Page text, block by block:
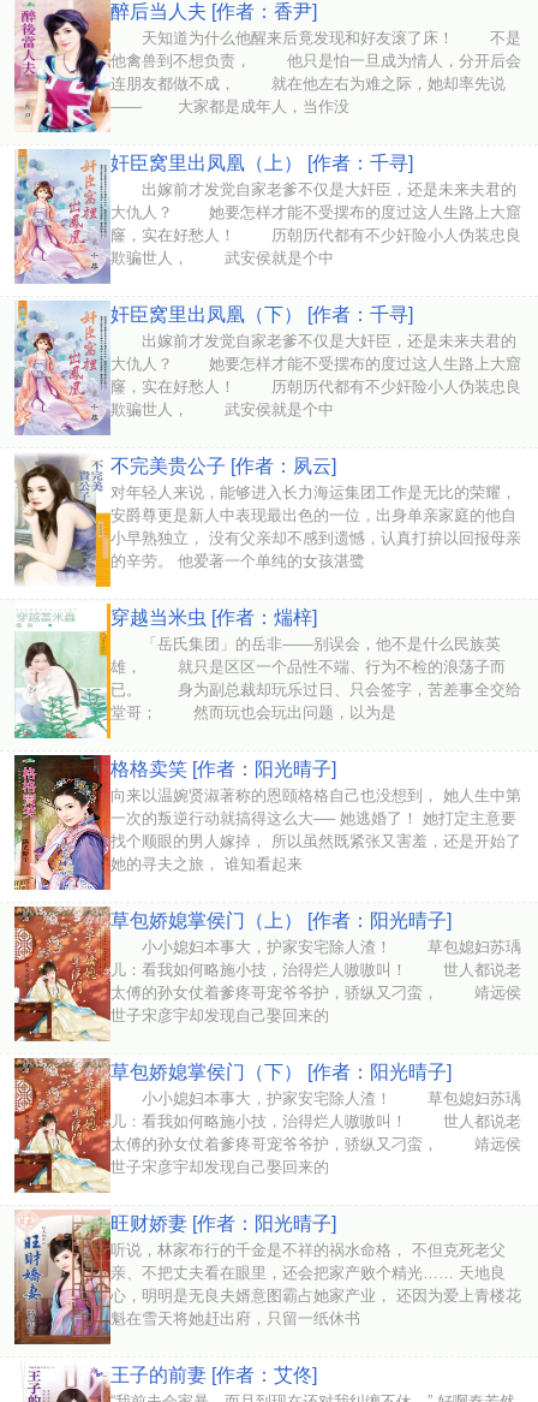
醉后当人夫 [作者：香尹]
天知道为什么他醒来后竟发现和好友滚了床！ 不是
他禽兽到不想负责， 他只是怕一旦成为情人，分开后会
连朋友都做不成， 就在他左右为难之际，她却率先说
—— 大家都是成年人，当作没
奸臣窝里出凤凰（上） [作者：千寻]
出嫁前才发觉自家老爹不仅是大奸臣，还是未来夫君的
大仇人？ 她要怎样才能不受摆布的度过这人生路上大窟
窿，实在好愁人！ 历朝历代都有不少奸险小人伪装忠良
欺骗世人， 武安侯就是个中
奸臣窝里出凤凰（下） [作者：千寻]
出嫁前才发觉自家老爹不仅是大奸臣，还是未来夫君的
大仇人？ 她要怎样才能不受摆布的度过这人生路上大窟
窿，实在好愁人！ 历朝历代都有不少奸险小人伪装忠良
欺骗世人， 武安侯就是个中
不完美贵公子 [作者：夙云]
对年轻人来说，能够进入长力海运集团工作是无比的荣耀，
安爵尊更是新人中表现最出色的一位，出身单亲家庭的他自
小早熟独立， 没有父亲却不感到遗憾，认真打拚以回报母亲
的辛劳。 他爱著一个单纯的女孩湛鹭
穿越当米虫 [作者：煓梓]
「岳氏集团」的岳非——别误会，他不是什么民族英
雄， 就只是区区一个品性不端、行为不检的浪荡子而
已。 身为副总裁却玩乐过日、只会签字，苦差事全交给
堂哥； 然而玩也会玩出问题，以为是
格格卖笑 [作者：阳光晴子]
向来以温婉贤淑著称的恩颐格格自己也没想到， 她人生中第
一次的叛逆行动就搞得这么大── 她逃婚了！ 她打定主意要
找个顺眼的男人嫁掉， 所以虽然既紧张又害羞，还是开始了
她的寻夫之旅， 谁知看起来
草包娇媳掌侯门（上） [作者：阳光晴子]
小小媳妇本事大，护家安宅除人渣！ 草包媳妇苏瑀
儿：看我如何略施小技，治得烂人嗷嗷叫！ 世人都说老
太傅的孙女仗着爹疼哥宠爷爷护，骄纵又刁蛮， 靖远侯
世子宋彦宇却发现自己娶回来的
草包娇媳掌侯门（下） [作者：阳光晴子]
小小媳妇本事大，护家安宅除人渣！ 草包媳妇苏瑀
儿：看我如何略施小技，治得烂人嗷嗷叫！ 世人都说老
太傅的孙女仗着爹疼哥宠爷爷护，骄纵又刁蛮， 靖远侯
世子宋彦宇却发现自己娶回来的
旺财娇妻 [作者：阳光晴子]
听说，林家布行的千金是不祥的祸水命格， 不但克死老父
亲、不把丈夫看在眼里，还会把家产败个精光…… 天地良
心，明明是无良夫婿意图霸占她家产业， 还因为爱上青楼花
魁在雪天将她赶出府，只留一纸休书
王子的前妻 [作者：艾佟]